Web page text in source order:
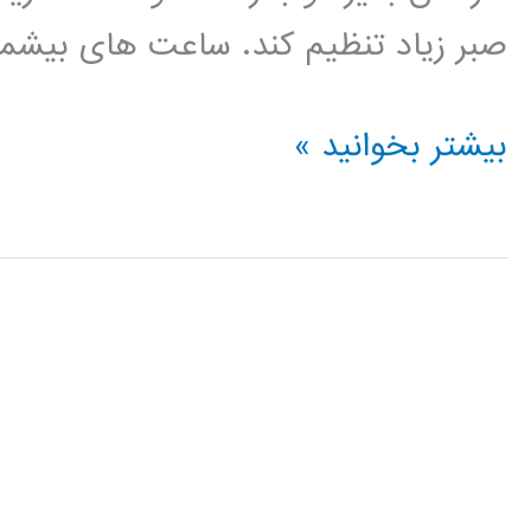
صبر زیاد تنظیم کند. ساعت های
آموزش
Bootstrap
بیشتر بخوانید »